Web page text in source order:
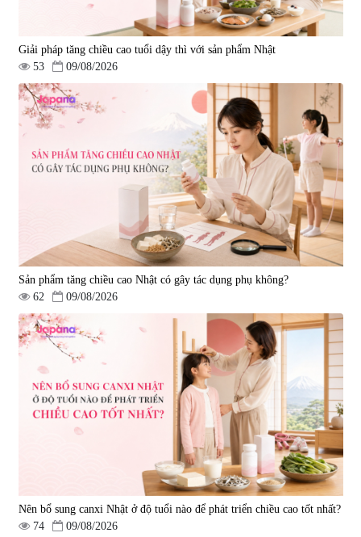
Giải pháp tăng chiều cao tuổi dậy thì với sản phẩm Nhật
53
09/08/2026
Sản phẩm tăng chiều cao Nhật có gây tác dụng phụ không?
62
09/08/2026
Nên bổ sung canxi Nhật ở độ tuổi nào để phát triển chiều cao tốt nhất?
74
09/08/2026